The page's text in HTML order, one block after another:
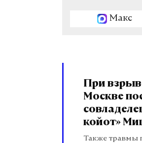
Макс
При
Москве
койот»
Также травмы